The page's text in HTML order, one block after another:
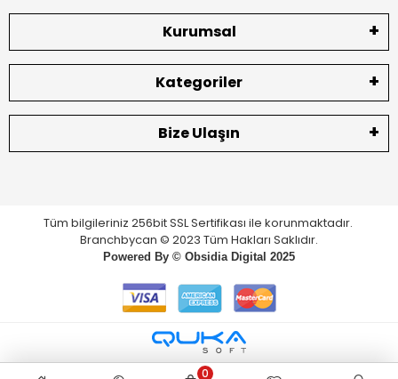
Kurumsal
Kategoriler
Bize Ulaşın
Tüm bilgileriniz 256bit SSL Sertifikası ile korunmaktadır.
Branchbycan © 2023 Tüm Hakları Saklıdır.
Powered By © Obsidia Digital 2025
0